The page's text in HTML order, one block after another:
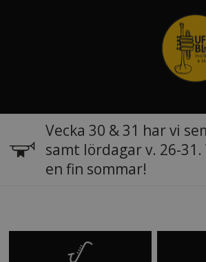
Vecka 30 & 31 har vi
samt lördagar v. 26-
en fin sommar!